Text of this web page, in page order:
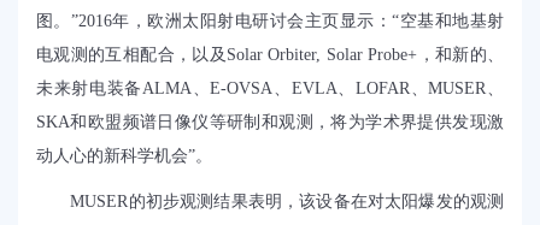
图。”2016年，欧洲太阳射电研讨会主页显示：“空基和地基射
电观测的互相配合，以及Solar Orbiter, Solar Probe+，和新的、
未来射电装备ALMA、E-OVSA、EVLA、LOFAR、MUSER、
SKA和欧盟频谱日像仪等研制和观测，将为学术界提供发现激
动人心的新科学机会”。
MUSER的初步观测结果表明，该设备在对太阳爆发的观测